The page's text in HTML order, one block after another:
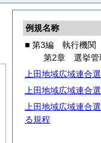
例規名称
■ 第3編 執行機関
第2章 選挙管
上田地域広域連合
上田地域広域連合
上田地域広域連合
る規程